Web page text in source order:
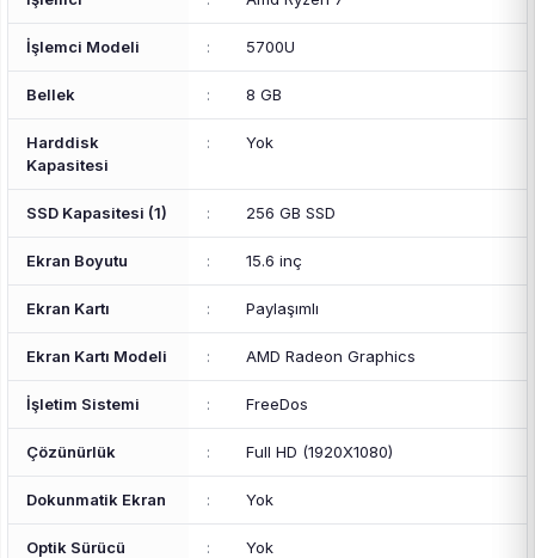
İşlemci Modeli : 5700U
Bellek : 8 GB
Harddisk
Kapasitesi
: Yok
SSD Kapasitesi (1) : 256 GB SSD
Ekran Boyutu : 15.6 inç
Ekran Kartı : Paylaşımlı
Ekran Kartı Modeli : AMD Radeon Graphics
İşletim Sistemi : FreeDos
Çözünürlük : Full HD (1920X1080)
Dokunmatik Ekran : Yok
Optik Sürücü : Yok